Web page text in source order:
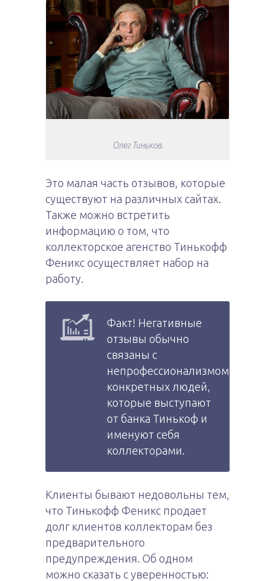
Олег Тиньков.
Это малая часть отзывов, которые
существуют на различных сайтах.
Также можно встретить
информацию о том, что
коллекторское агенство Тинькофф
Феникс осуществляет набор на
работу.
Факт! Негативные
отзывы обычно
связаны с
непрофессионализмом
конкретных людей,
которые выступают
от банка Тинькоф и
именуют себя
коллекторами.
Клиенты бывают недовольны тем,
что Тинькофф Феникс продает
долг клиентов коллекторам без
предварительного
предупреждения. Об одном
можно сказать с уверенностью: